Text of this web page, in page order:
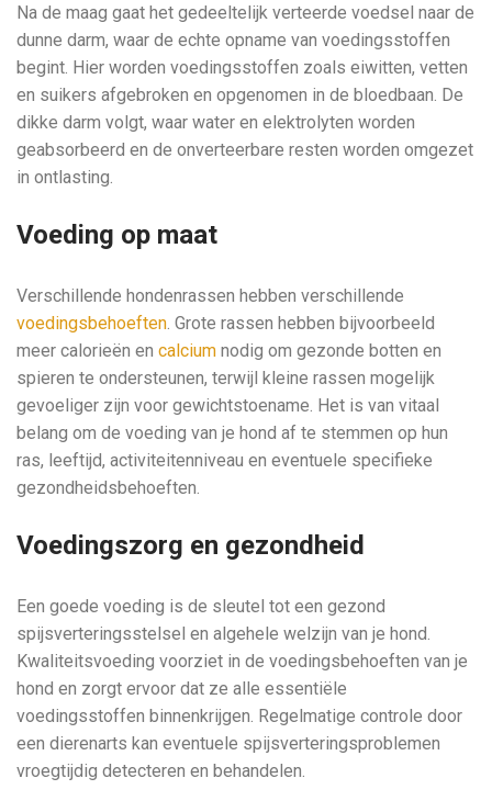
Na de maag gaat het gedeeltelijk verteerde voedsel naar de
dunne darm, waar de echte opname van voedingsstoffen
begint. Hier worden voedingsstoffen zoals eiwitten, vetten
en suikers afgebroken en opgenomen in de bloedbaan. De
dikke darm volgt, waar water en elektrolyten worden
geabsorbeerd en de onverteerbare resten worden omgezet
in ontlasting.
Voeding op maat
Verschillende hondenrassen hebben verschillende
voedingsbehoeften. Grote rassen hebben bijvoorbeeld
meer calorieën en calcium nodig om gezonde botten en
spieren te ondersteunen, terwijl kleine rassen mogelijk
gevoeliger zijn voor gewichtstoename. Het is van vitaal
belang om de voeding van je hond af te stemmen op hun
ras, leeftijd, activiteitenniveau en eventuele specifieke
gezondheidsbehoeften.
Voedingszorg en gezondheid
Een goede voeding is de sleutel tot een gezond
spijsverteringsstelsel en algehele welzijn van je hond.
Kwaliteitsvoeding voorziet in de voedingsbehoeften van je
hond en zorgt ervoor dat ze alle essentiële
voedingsstoffen binnenkrijgen. Regelmatige controle door
een dierenarts kan eventuele spijsverteringsproblemen
vroegtijdig detecteren en behandelen.